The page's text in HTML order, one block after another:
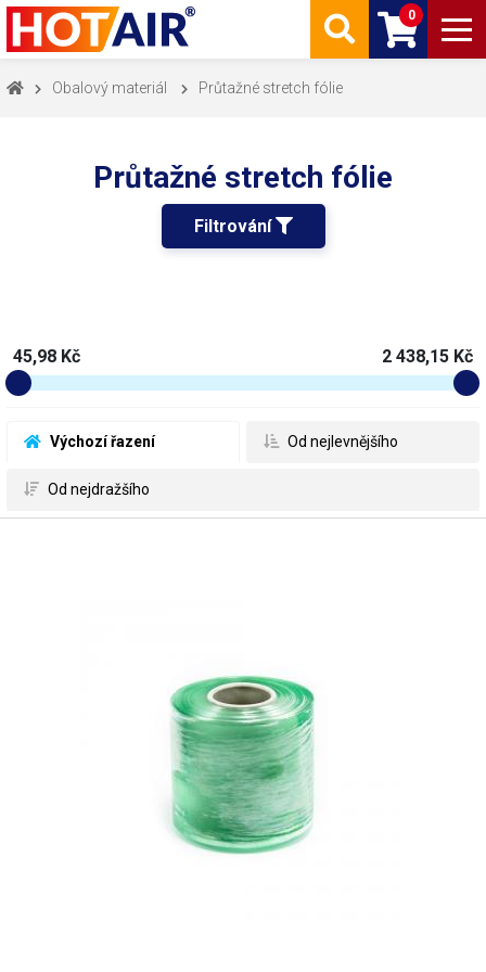
0
Obalový materiál Průtažné stretch fólie
Průtažné stretch fólie
Filtrování
Výchozí řazení Od nejlevnějšího
Od nejdražšího
45,98 Kč 2 438,15 Kč